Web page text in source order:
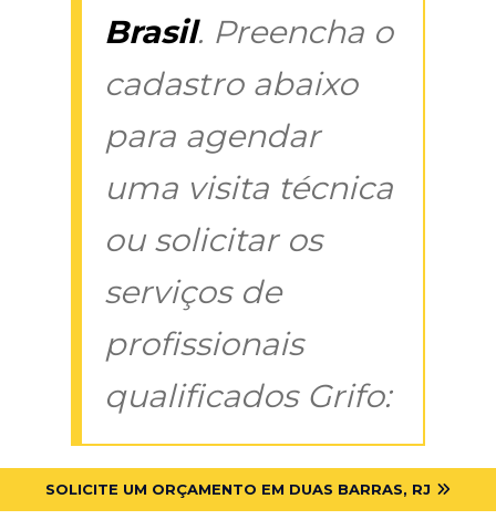
Brasil. Preencha o
cadastro abaixo
para agendar
uma visita técnica
ou solicitar os
serviços de
profissionais
qualificados Grifo:
SOLICITE UM ORÇAMENTO EM DUAS BARRAS, RJ